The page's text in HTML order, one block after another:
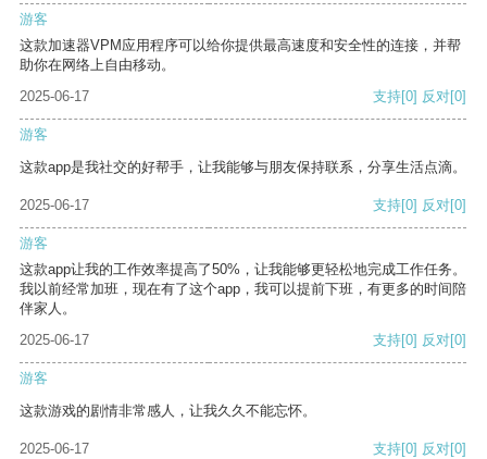
游客
这款加速器VPM应用程序可以给你提供最高速度和安全性的连接，并帮
助你在网络上自由移动。
2025-06-17
支持[0] 反对[0]
游客
这款app是我社交的好帮手，让我能够与朋友保持联系，分享生活点滴。
2025-06-17 支持[0] 反对[0]
游客
这款app让我的工作效率提高了50%，让我能够更轻松地完成工作任务。
我以前经常加班，现在有了这个app，我可以提前下班，有更多的时间陪
伴家人。
2025-06-17
支持[0] 反对[0]
游客
这款游戏的剧情非常感人，让我久久不能忘怀。
2025-06-17 支持[0] 反对[0]